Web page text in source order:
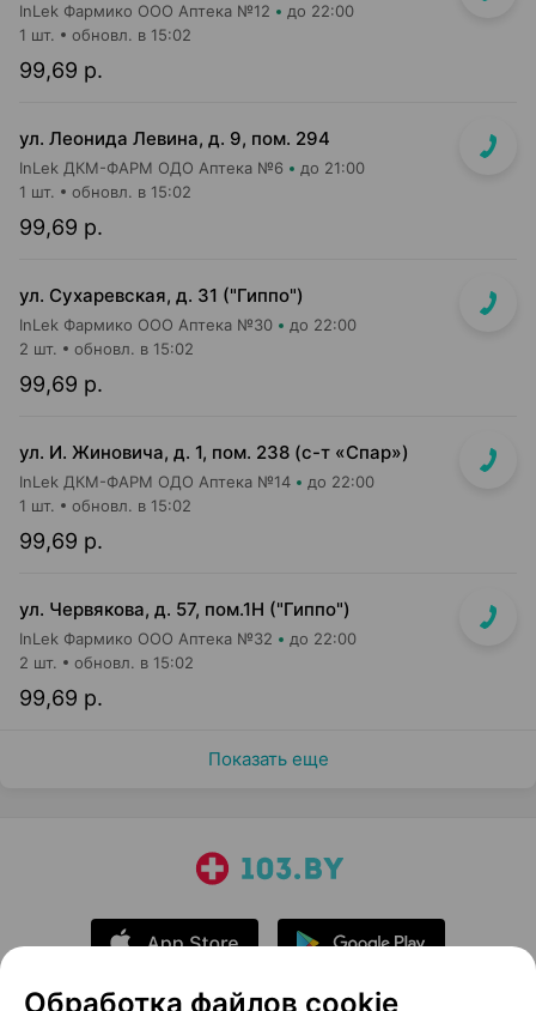
InLek Фармико ООО Аптека №12 до 22:00
99,69 р.
1 шт. обновл. в 15:02
ул. Леонида Левина, д. 9, пом. 294
InLek ДКМ-ФАРМ ОДО Аптека №6 до 21:00
99,69 р.
1 шт. обновл. в 15:02
ул. Сухаревская, д. 31 ("Гиппо")
InLek Фармико ООО Аптека №30 до 22:00
99,69 р.
2 шт. обновл. в 15:02
ул. И. Жиновича, д. 1, пом. 238 (с-т «Спар»)
InLek ДКМ-ФАРМ ОДО Аптека №14 до 22:00
99,69 р.
1 шт. обновл. в 15:02
ул. Червякова, д. 57, пом.1Н ("Гиппо")
InLek Фармико ООО Аптека №32 до 22:00
99,69 р.
2 шт. обновл. в 15:02
Показать еще
Обработка файлов cookie